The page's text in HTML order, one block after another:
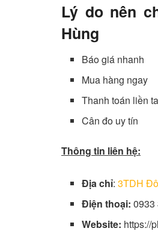
Lý do nên
Hùng
Báo giá nhanh
Mua hàng ngay
Thanh toán liền
Cân đo uy tín
Thông tin liên hệ:
Địa chỉ:3TDH
Điện thoại: 0933
Website: https://